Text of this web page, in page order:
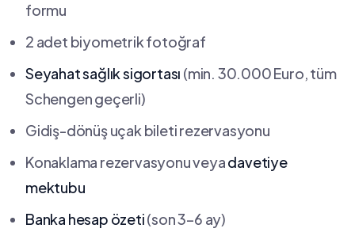
formu
2 adet biyometrik fotoğraf
Seyahat sağlık sigortası (min. 30.000 Euro, tüm
Schengen geçerli)
Gidiş-dönüş uçak bileti rezervasyonu
Konaklama rezervasyonu veyadavetiye
mektubu
Banka hesap özeti(son 3–6 ay)